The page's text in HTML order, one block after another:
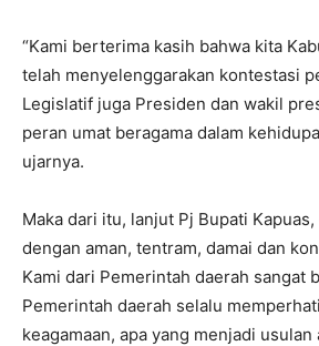
“Kami berterima kasih bahwa kita
telah menyelenggarakan kontestasi
Legislatif juga Presiden dan wakil
peran umat beragama dalam
ujarnya.
Maka dari itu, lanjut Pj Bupati
dengan aman, tentram, damai dan
Kami dari Pemerintah daerah sangat
Pemerintah daerah selalu
keagamaan, apa yang menjadi usulan